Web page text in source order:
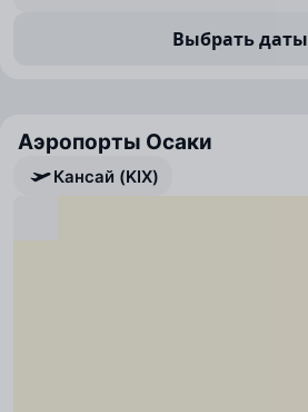
Выбрать даты
Аэропорты Осаки
Кансай (KIX)